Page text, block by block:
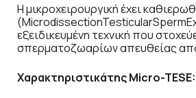
Η μικροχειρουργική έχει
εξειδικευμένη τεχνική που
σπερματοζωαρίων απευθείας
Χαρακτηριστικάτης Micro-TESE: